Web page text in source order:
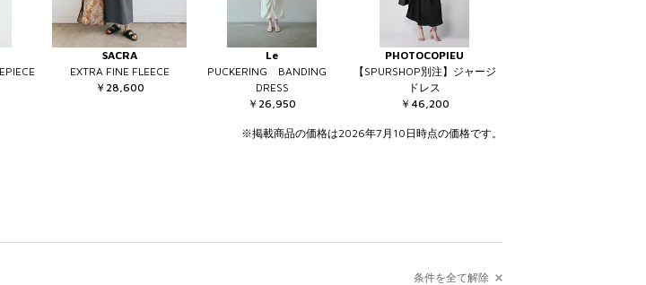
SACRA
EXTRA FINE FLEECE
￥28,600
Le
PUCKERING BANDING
DRESS
￥26,950
PHOTOCOPIEU
【SPURSHOP別注】ジャージ
ドレス
￥46,200
※掲載商品の価格は2026年7月10日時点の価格です。
条件を全て解除